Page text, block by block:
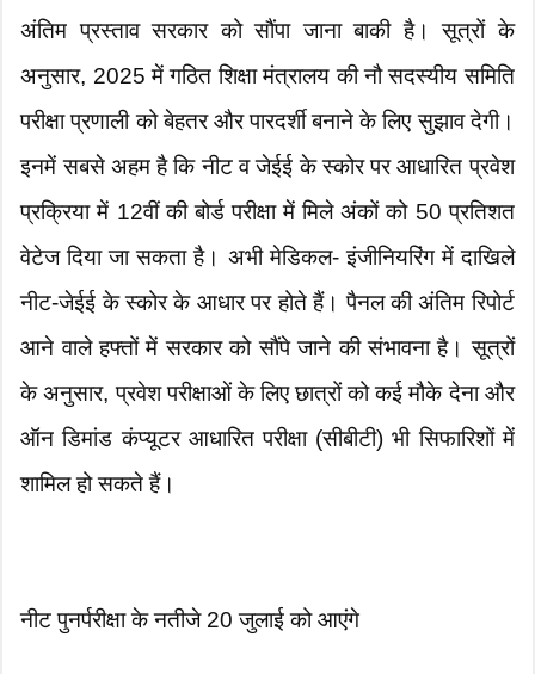
अंतिम प्रस्ताव सरकार को सौंपा जाना बाकी है। सूत्रों के
अनुसार, 2025 में गठित शिक्षा मंत्रालय की नौ सदस्यीय समिति
परीक्षा प्रणाली को बेहतर और पारदर्शी बनाने के लिए सुझाव देगी।
इनमें सबसे अहम है कि नीट व जेईई के स्कोर पर आधारित प्रवेश
प्रक्रिया में 12वीं की बोर्ड परीक्षा में मिले अंकों को 50 प्रतिशत
वेटेज दिया जा सकता है। अभी मेडिकल- इंजीनियरिंग में दाखिले
नीट-जेईई के स्कोर के आधार पर होते हैं। पैनल की अंतिम रिपोर्ट
आने वाले हफ्तों में सरकार को सौंपे जाने की संभावना है। सूत्रों
के अनुसार, प्रवेश परीक्षाओं के लिए छात्रों को कई मौके देना और
ऑन डिमांड कंप्यूटर आधारित परीक्षा (सीबीटी) भी सिफारिशों में
शामिल हो सकते हैं।
नीट पुनर्परीक्षा के नतीजे 20 जुलाई को आएंगे